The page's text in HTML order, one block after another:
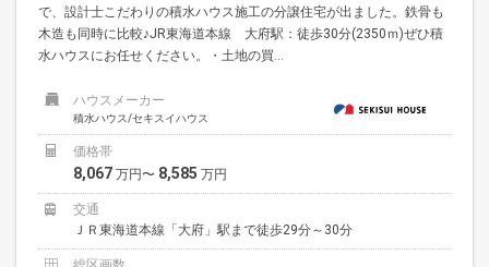
で、設計士こだわりの積水ハウス施工の分譲住宅が出ました。鉄骨も
木造も同時に比較♪JR東海道本線 大府駅：徒歩30分(2350ｍ)ぜひ積
水ハウスにお任せください。・土地の買...
ハウスメーカー
積水ハウス/セキスイハウス
価格帯
8,067 万円〜 8,585 万円
交通
ＪＲ東海道本線「大府」駅まで徒歩29分～30分